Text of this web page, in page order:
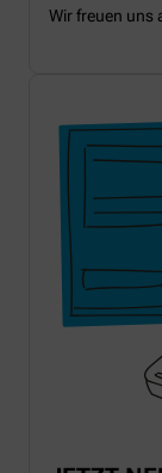
Wir freuen uns